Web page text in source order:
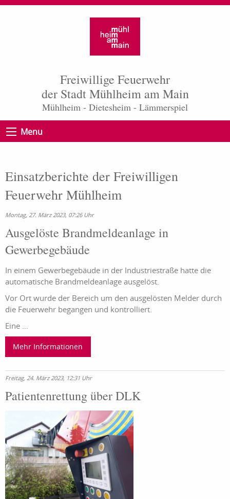
Freiwillige Feuerwehr
der Stadt Mühlheim am Main
Mühlheim - Dietesheim - Lämmerspiel
Menu
Einsatzberichte der Freiwilligen
Feuerwehr Mühlheim
Montag, 27. März 2023, 07:26 Uhr
Ausgelöste Brandmeldeanlage in
Gewerbegebäude
In einem Gewerbegebäude in der Industriestraße hatte die
automatische Brandmeldeanlage ausgelöst.
Vor Ort wurde der Bereich um den ausgelösten Melder durch
die Feuerwehr begangen und kontrolliert.
Eine ...
Mehr Informationen
Freitag, 24. März 2023, 12:31 Uhr
Patientenrettung über DLK